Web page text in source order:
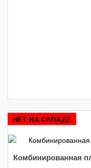
НЕТ НА СКЛАДЕ
Комбинированная